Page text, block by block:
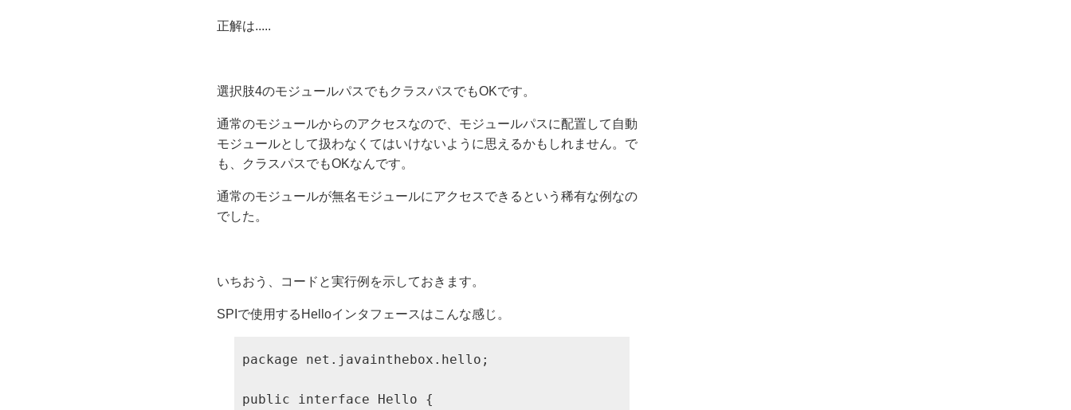
正解は.....
選択肢4のモジュールパスでもクラスパスでもOKです。
通常のモジュールからのアクセスなので、モジュールパスに配置して自動
モジュールとして扱わなくてはいけないように思えるかもしれません。で
も、クラスパスでもOKなんです。
通常のモジュールが無名モジュールにアクセスできるという稀有な例なの
でした。
いちおう、コードと実行例を示しておきます。
SPIで使用するHelloインタフェースはこんな感じ。
package net.javainthebox.hello;
public interface Hello {